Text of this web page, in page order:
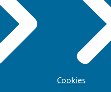
Cookies